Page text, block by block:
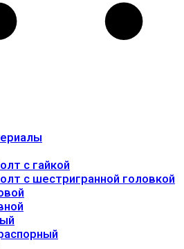
с гайкой
с шестригранной головкой